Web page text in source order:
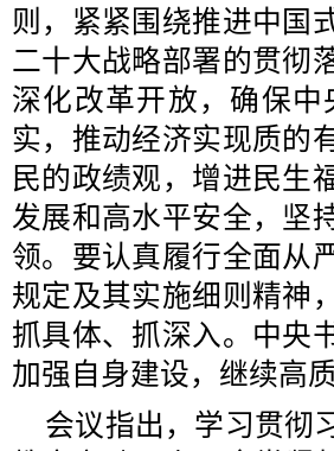
则，紧紧围绕推进中国
二十大战略部署的贯彻
深化改革开放，确保
实，推动经济实现质的
民的政绩观，增进民生
发展和高水平安全，坚
领。要认真履行全面从
规定及其实施细则精神
抓具体、抓深入。中央
加强自身建设，继续高
会议指出，学习贯彻